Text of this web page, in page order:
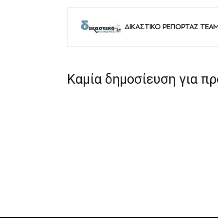
ΔΙΚΑΣΤΙΚΟ ΡΕΠΟΡΤΑΖ
Καμία δημοσίευση για